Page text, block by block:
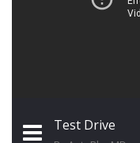
Test Drive